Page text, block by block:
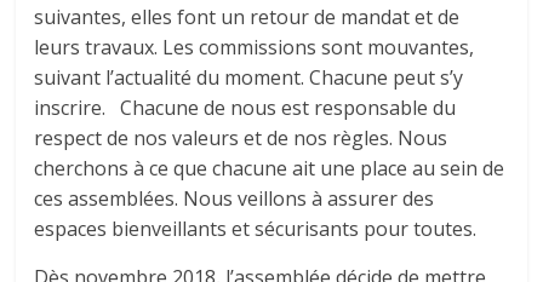
suivantes, elles font un retour de mandat et de
leurs travaux. Les commissions sont mouvantes,
suivant l’actualité du moment. Chacune peut s’y
inscrire. Chacune de nous est responsable du
respect de nos valeurs et de nos règles. Nous
cherchons à ce que chacune ait une place au sein de
ces assemblées. Nous veillons à assurer des
espaces bienveillants et sécurisants pour toutes.